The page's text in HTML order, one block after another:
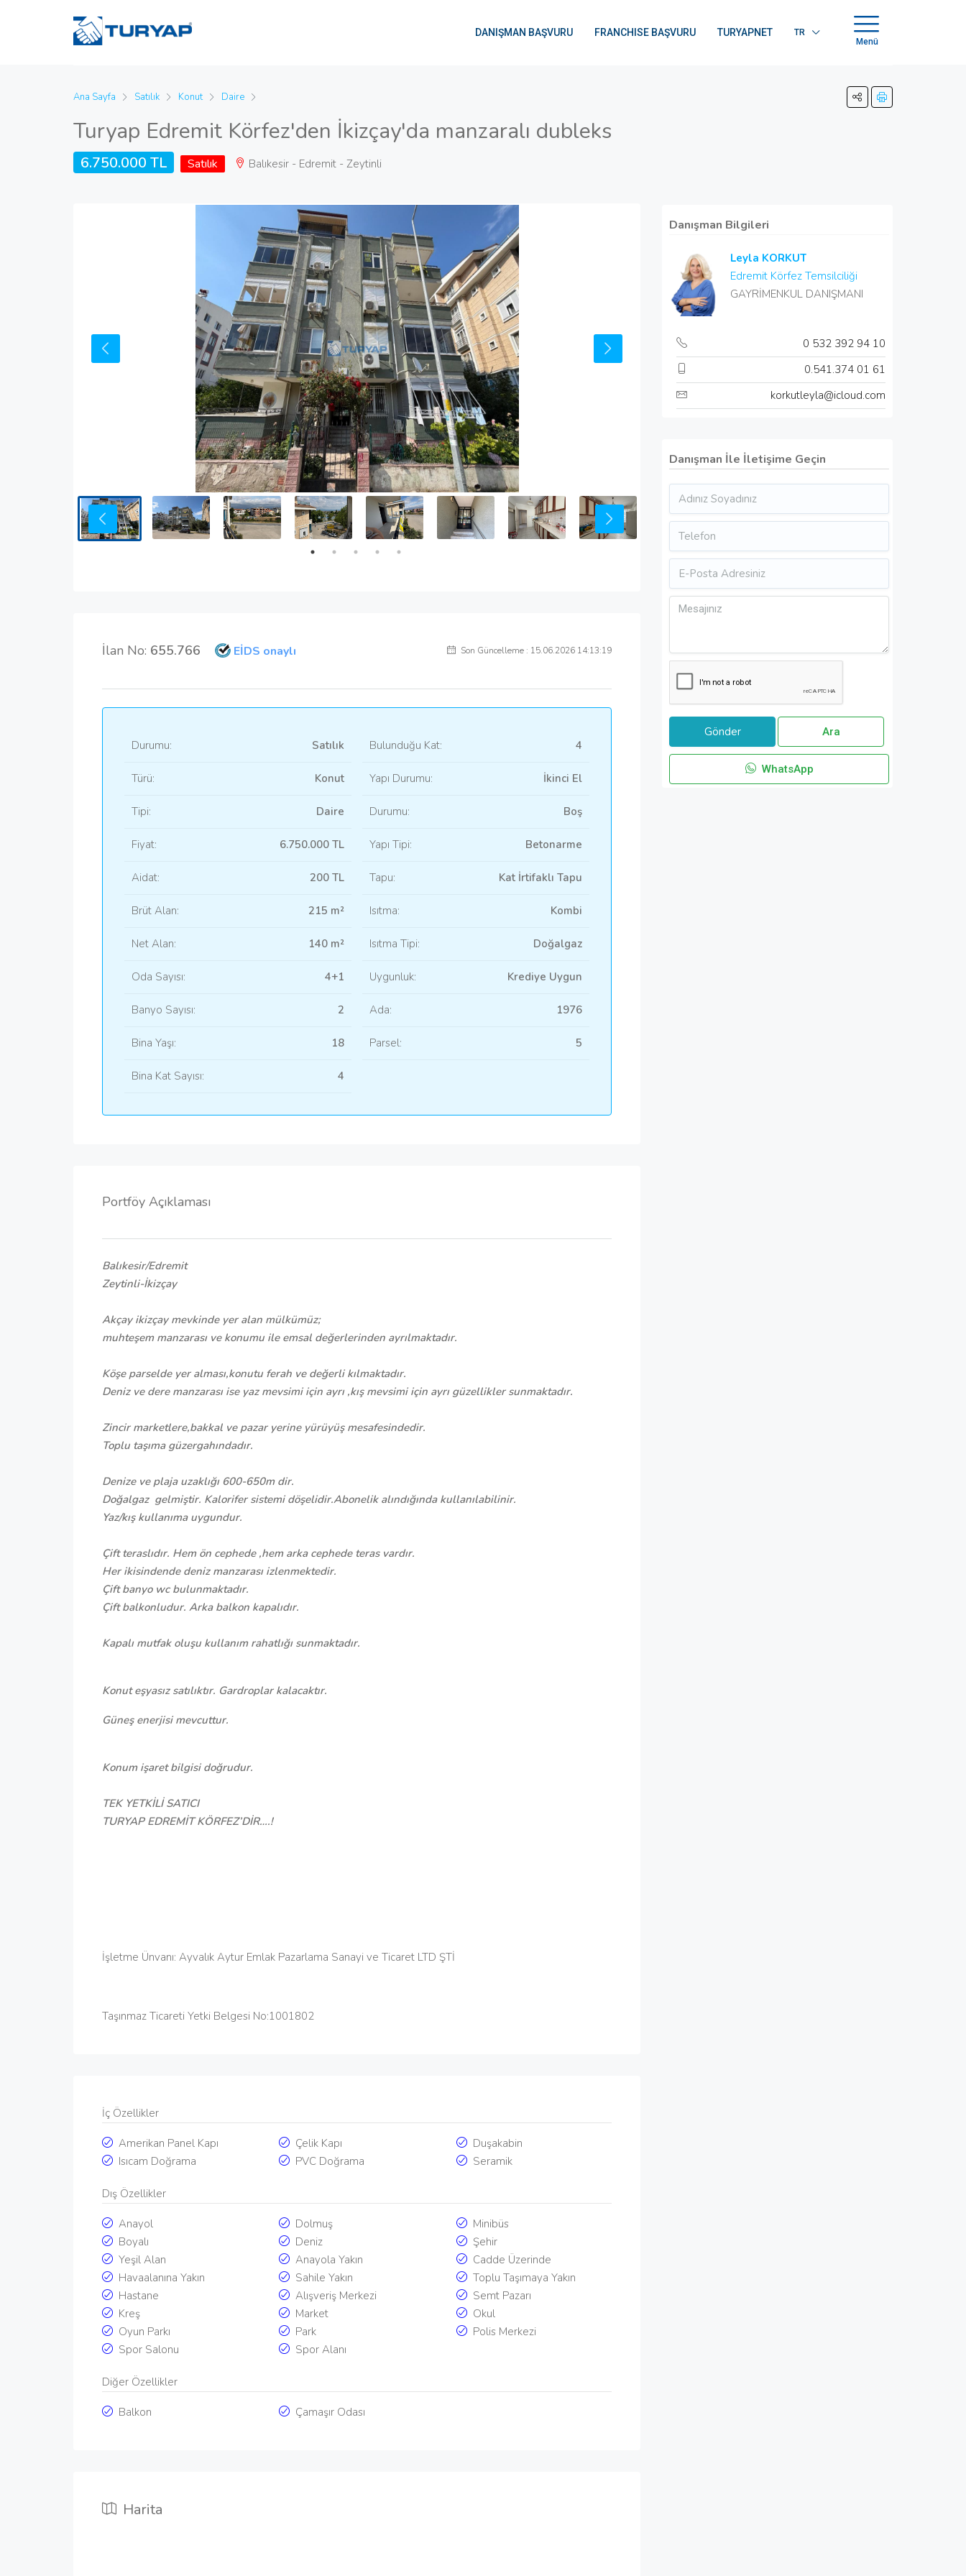
DANIŞMAN BAŞVURU FRANCHISE BAŞVURU TURYAPNET
TR
Menü
Ana Sayfa Satılık Konut Daire
Turyap Edremit Körfez'den İkizçay'da manzaralı dubleks
6.750.000 TL Satılık Balıkesir - Edremit - Zeytinli
İlan No: 655.766 EİDS onaylı Son Güncelleme : 15.06.2026 14:13:19
Durumu: Satılık
Türü: Konut
Tipi: Daire
Fiyat: 6.750.000 TL
Aidat: 200 TL
Brüt Alan: 215 m²
Net Alan: 140 m²
Oda Sayısı: 4+1
Banyo Sayısı: 2
Bina Yaşı: 18
Bina Kat Sayısı: 4
Bulunduğu Kat: 4
Yapı Durumu: İkinci El
Durumu: Boş
Yapı Tipi: Betonarme
Tapu: Kat İrtifaklı Tapu
Isıtma: Kombi
Isıtma Tipi: Doğalgaz
Uygunluk: Krediye Uygun
Ada: 1976
Parsel: 5
Portföy Açıklaması
Balıkesir/Edremit
Zeytinli-İkizçay
Akçay ikizçay mevkinde yer alan mülkümüz;
muhteşem manzarası ve konumu ile emsal değerlerinden ayrılmaktadır.
Köşe parselde yer alması,konutu ferah ve değerli kılmaktadır.
Deniz ve dere manzarası ise yaz mevsimi için ayrı ,kış mevsimi için ayrı güzellikler sunmaktadır.
Zincir marketlere,bakkal ve pazar yerine yürüyüş mesafesindedir.
Toplu taşıma güzergahındadır.
Denize ve plaja uzaklığı 600-650m dir.
Doğalgaz gelmiştir. Kalorifer sistemi döşelidir.Abonelik alındığında kullanılabilinir.
Yaz/kış kullanıma uygundur.
Çift teraslıdır. Hem ön cephede ,hem arka cephede teras vardır.
Her ikisindende deniz manzarası izlenmektedir.
Çift banyo wc bulunmaktadır.
Çift balkonludur. Arka balkon kapalıdır.
Kapalı mutfak oluşu kullanım rahatlığı sunmaktadır.
Konut eşyasız satılıktır. Gardroplar kalacaktır.
Güneş enerjisi mevcuttur.
Konum işaret bilgisi doğrudur.
TEK YETKİLİ SATICI
TURYAP EDREMİT KÖRFEZ’DİR….!
İşletme Ünvanı: Ayvalık Aytur Emlak Pazarlama Sanayi ve Ticaret LTD ŞTİ
Taşınmaz Ticareti Yetki Belgesi No:1001802
İç Özellikler
Amerikan Panel Kapı Çelik Kapı
Duşakabin
Isıcam Doğrama
PVC Doğrama Seramik
Dış Özellikler
Anayol Dolmuş
Minibüs
Boyalı
Deniz
Şehir
Yeşil Alan
Anayola Yakın
Cadde Üzerinde
Havaalanına Yakın
Sahile Yakın
Toplu Taşımaya Yakın
Hastane
Alışveriş Merkezi
Semt Pazarı
Kreş
Market
Okul
Oyun Parkı
Park
Polis Merkezi
Spor Salonu
Spor Alanı
Diğer Özellikler
Balkon Çamaşır Odası
Harita
Danışman Bilgileri
Leyla KORKUT
Edremit Körfez Temsilciliği
GAYRİMENKUL DANIŞMANI
0 532 392 94 10
0.541.374 01 61
korkutleyla@icloud.com
Danışman İle İletişime Geçin
Ara
WhatsApp